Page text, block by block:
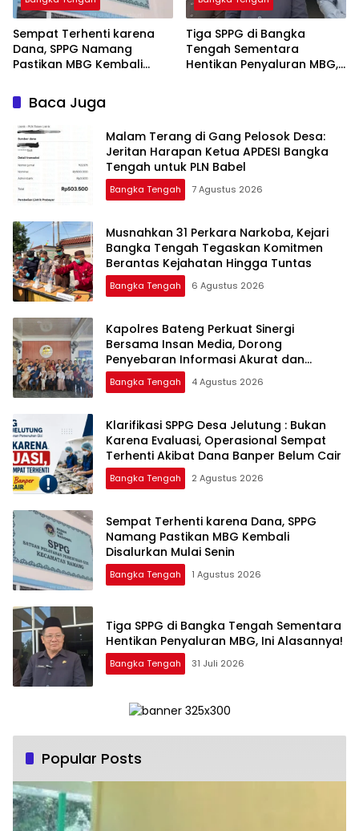
‎Sempat Terhenti karena
Dana, SPPG Namang
Pastikan MBG Kembali
‎Tiga SPPG di Bangka
Tengah Sementara
Hentikan Penyaluran MBG,
Baca Juga
Malam Terang di Gang Pelosok Desa:
Jeritan Harapan Ketua APDESI Bangka
Tengah untuk PLN Babel
Bangka Tengah 7 Agustus 2026
Musnahkan 31 Perkara Narkoba, Kejari
Bangka Tengah Tegaskan Komitmen
Berantas Kejahatan Hingga Tuntas
Bangka Tengah 6 Agustus 2026
‎Kapolres Bateng Perkuat Sinergi
Bersama Insan Media, Dorong
Penyebaran Informasi Akurat dan
Layanan Polri 110
Bangka Tengah 4 Agustus 2026
‎Klarifikasi SPPG Desa Jelutung : Bukan
Karena Evaluasi, Operasional Sempat
Terhenti Akibat Dana Banper Belum Cair
Bangka Tengah 2 Agustus 2026
‎Sempat Terhenti karena Dana, SPPG
Namang Pastikan MBG Kembali
Disalurkan Mulai Senin
Bangka Tengah 1 Agustus 2026
‎Tiga SPPG di Bangka Tengah Sementara
Bangka Tengah 31 Juli 2026
Popular Posts